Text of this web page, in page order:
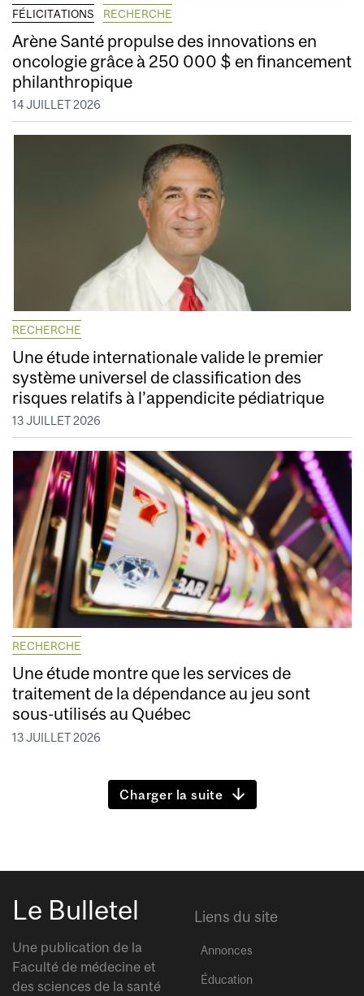
FÉLICITATIONS RECHERCHE
Arène Santé propulse des innovations en
oncologie grâce à 250 000 $ en financement
philanthropique
14 JUILLET 2026
RECHERCHE
Une étude internationale valide le premier
système universel de classification des
risques relatifs à l’appendicite pédiatrique
13 JUILLET 2026
RECHERCHE
Une étude montre que les services de
traitement de la dépendance au jeu sont
sous-utilisés au Québec
13 JUILLET 2026
Charger la suite
Le Bulletel
Une publication de la
Faculté de médecine et
des sciences de la santé
Liens du site
Annonces
Éducation